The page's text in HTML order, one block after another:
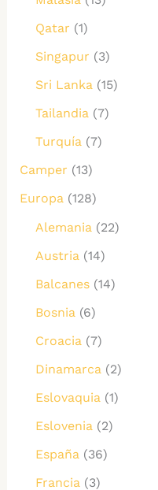
Qatar (1)
Singapur (3)
Sri Lanka(15)
Tailandia(7)
Turquía(7)
Camper (13)
Europa(128)
Alemania(22)
Austria(14)
Balcanes(14)
Bosnia(6)
Croacia(7)
Dinamarca(2)
Eslovaquia(1)
Eslovenia(2)
España(36)
Francia(3)